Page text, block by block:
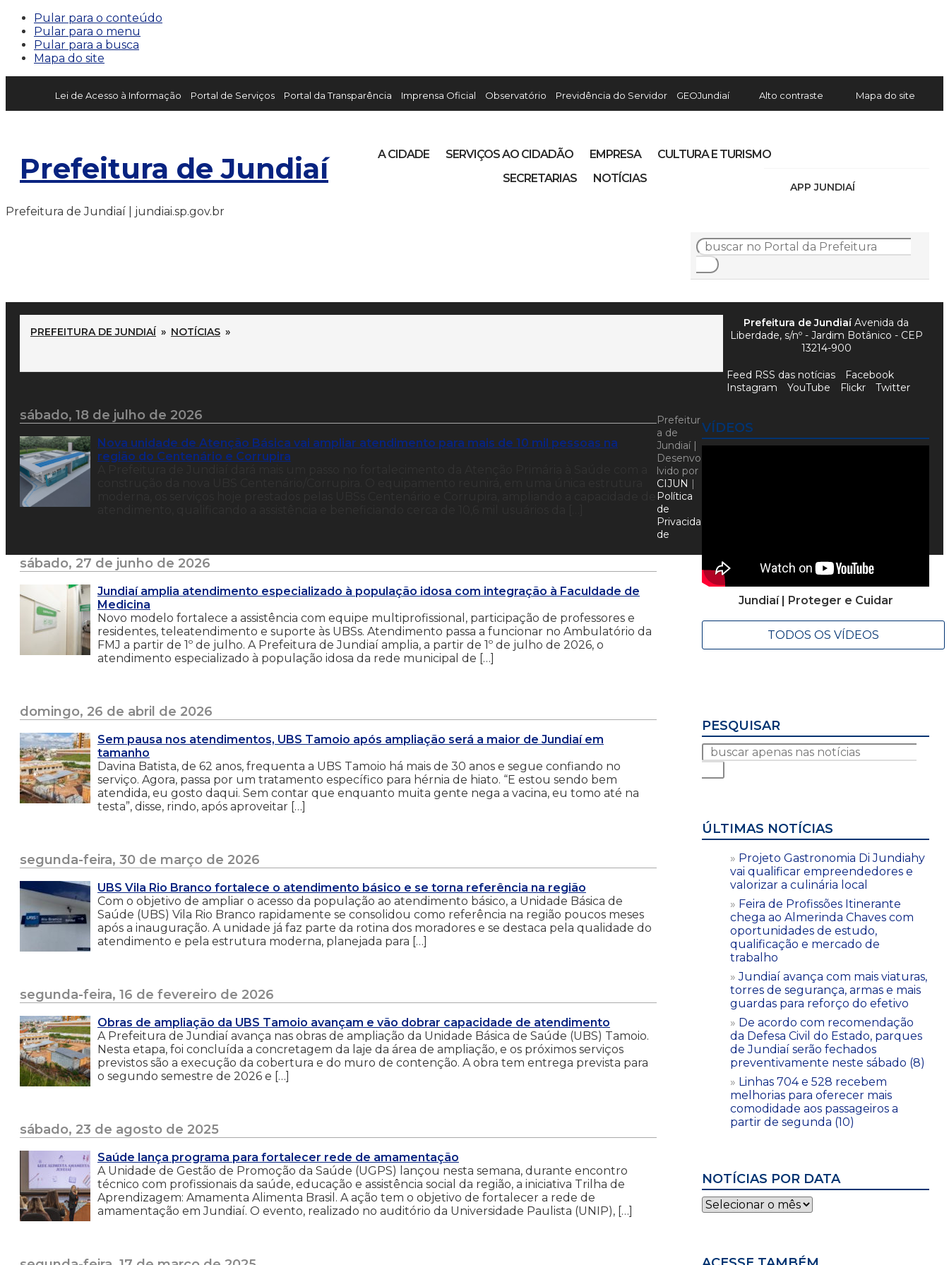
Pular para o conteúdo
Pular para o menu
Pular para a busca
Mapa do site
Lei de Acesso à Informação Portal de Serviços Portal da Transparência Imprensa Oficial Observatório Previdência do Servidor GEOJundiaí Alto contraste Mapa do site
Prefeitura de Jundiaí
APP JUNDIAÍ
A CIDADE SERVIÇOS AO CIDADÃO EMPRESA
CULTURA E TURISMO
SECRETARIAS
NOTÍCIAS
Prefeitura de Jundiaí | jundiai.sp.gov.br
PREFEITURA DE JUNDIAÍ » NOTÍCIAS »
sábado, 18 de julho de 2026
Nova unidade de Atenção Básica vai ampliar atendimento para mais de 10 mil pessoas na
região do Centenário e Corrupira
sábado, 27 de junho de 2026
Jundiaí amplia atendimento especializado à população idosa com integração à Faculdade de
Medicina
Novo modelo fortalece a assistência com equipe multiprofissional, participação de professores e
residentes, teleatendimento e suporte às UBSs. Atendimento passa a funcionar no Ambulatório da
FMJ a partir de 1º de julho. A Prefeitura de Jundiaí amplia, a partir de 1º de julho de 2026, o
atendimento especializado à população idosa da rede municipal de […]
domingo, 26 de abril de 2026
Sem pausa nos atendimentos, UBS Tamoio após ampliação será a maior de Jundiaí em
tamanho
Davina Batista, de 62 anos, frequenta a UBS Tamoio há mais de 30 anos e segue confiando no
serviço. Agora, passa por um tratamento específico para hérnia de hiato. “E estou sendo bem
atendida, eu gosto daqui. Sem contar que enquanto muita gente nega a vacina, eu tomo até na
testa”, disse, rindo, após aproveitar […]
segunda-feira, 30 de março de 2026
UBS Vila Rio Branco fortalece o atendimento básico e se torna referência na região
Com o objetivo de ampliar o acesso da população ao atendimento básico, a Unidade Básica de
Saúde (UBS) Vila Rio Branco rapidamente se consolidou como referência na região poucos meses
após a inauguração. A unidade já faz parte da rotina dos moradores e se destaca pela qualidade do
atendimento e pela estrutura moderna, planejada para […]
segunda-feira, 16 de fevereiro de 2026
Obras de ampliação da UBS Tamoio avançam e vão dobrar capacidade de atendimento
A Prefeitura de Jundiaí avança nas obras de ampliação da Unidade Básica de Saúde (UBS) Tamoio.
Nesta etapa, foi concluída a concretagem da laje da área de ampliação, e os próximos serviços
previstos são a execução da cobertura e do muro de contenção. A obra tem entrega prevista para
o segundo semestre de 2026 e […]
sábado, 23 de agosto de 2025
Saúde lança programa para fortalecer rede de amamentação
A Unidade de Gestão de Promoção da Saúde (UGPS) lançou nesta semana, durante encontro
técnico com profissionais da saúde, educação e assistência social da região, a iniciativa Trilha de
Aprendizagem: Amamenta Alimenta Brasil. A ação tem o objetivo de fortalecer a rede de
amamentação em Jundiaí. O evento, realizado no auditório da Universidade Paulista (UNIP), […]
VÍDEOS
Jundiaí | Proteger e Cuidar
TODOS OS VÍDEOS
PESQUISAR
ÚLTIMAS NOTÍCIAS
Projeto Gastronomia Di Jundiahy
vai qualificar empreendedores e
valorizar a culinária local
Feira de Profissões Itinerante
chega ao Almerinda Chaves com
oportunidades de estudo,
qualificação e mercado de
trabalho
Jundiaí avança com mais viaturas,
torres de segurança, armas e mais
guardas para reforço do efetivo
De acordo com recomendação
da Defesa Civil do Estado, parques
de Jundiaí serão fechados
preventivamente neste sábado (8)
Linhas 704 e 528 recebem
melhorias para oferecer mais
comodidade aos passageiros a
partir de segunda (10)
NOTÍCIAS POR DATA
Notícias
por
Prefeitura de JundiaíAvenida da
Liberdade, s/nº - Jardim Botânico - CEP
13214-900
Feed RSS das notícias
Facebook
Instagram
YouTube Flickr Twitter
Prefeitur
a de
Jundiaí |
Desenvo
lvido por
CIJUN |
Política
de
Privacida
de